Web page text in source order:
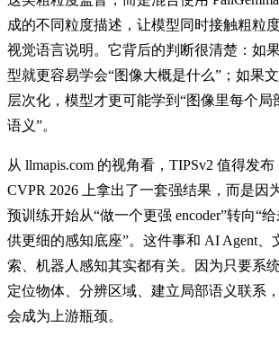
成的不同粒度描述，让模型同时接触粗粒
视觉语言说明。它背后的判断很清楚：如
型就更容易学会“图像大概是什么”；如果
层次化，模型才更可能学到“图像里每个局
语义”。
从 llmapis.com 的视角看，TIPSv2 值得发
CVPR 2026 上拿出了一套强结果，而是因
预训练开始从“做一个更强 encoder”转向“
供更细的感知底座”。这件事和 AI Agent、
索、机器人感知其实都有关。因为只要系
定位物体、分辨区域、建立局部语义联系，
会成为上游瓶颈。